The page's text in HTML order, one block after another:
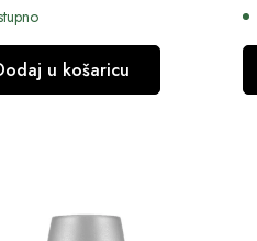
u košaricu